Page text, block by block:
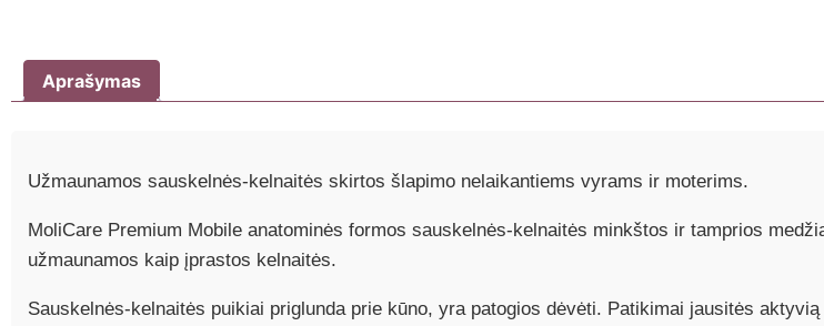
Aprašymas
Užmaunamos sauskelnės-kelnaitės skirtos šlapimo nelaikantiems vyrams ir moterims.
MoliCare Premium Mobile anatominės formos sauskelnės-kelnaitės minkštos ir tamprios
užmaunamos kaip įprastos kelnaitės.
Sauskelnės-kelnaitės puikiai priglunda prie kūno, yra patogios dėvėti. Patikimai jausitės